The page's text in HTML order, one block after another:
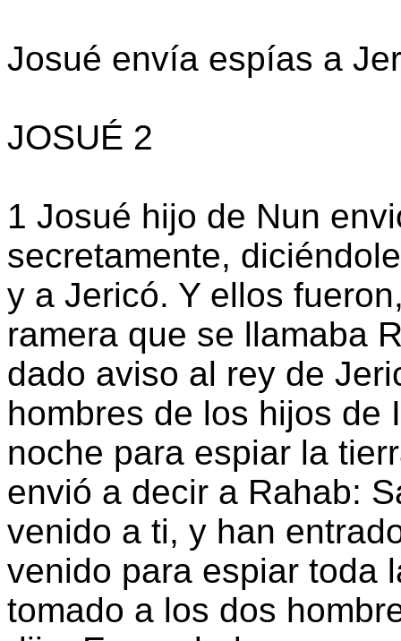
Josué envía espías a
JOSUÉ 2
1 Josué hijo de Nun
secretamente,
y a Jericó. Y ellos
ramera que se llamaba
dado aviso al rey de
hombres de los hijos de
noche para espiar la
envió a decir a Rahab:
venido a ti, y han
venido para espiar toda
tomado a los dos